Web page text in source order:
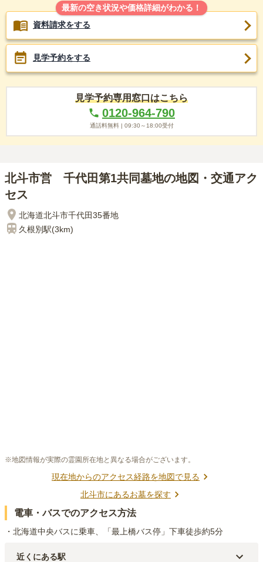
最新の空き状況や価格詳細がわかる！
資料請求をする
見学予約をする
見学予約専用窓口はこちら
0120-964-790
通話料無料 | 09:30～18:00受付
北斗市営 千代田第1共同墓地の地図・交通アク
セス
北海道北斗市千代田35番地
久根別駅(3km)
※地図情報が実際の霊園所在地と異なる場合がございます。
現在地からのアクセス経路を地図で見る
北斗市にあるお墓を探す
電車・バスでのアクセス方法
・北海道中央バスに乗車、「最上橋バス停」下車徒歩約5分
近くにある駅